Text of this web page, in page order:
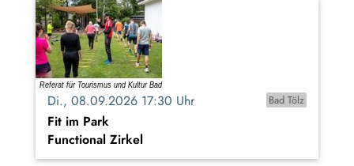
Di., 08.09.2026 17:30 Uhr Bad Tölz
Fit im Park
Functional Zirkel